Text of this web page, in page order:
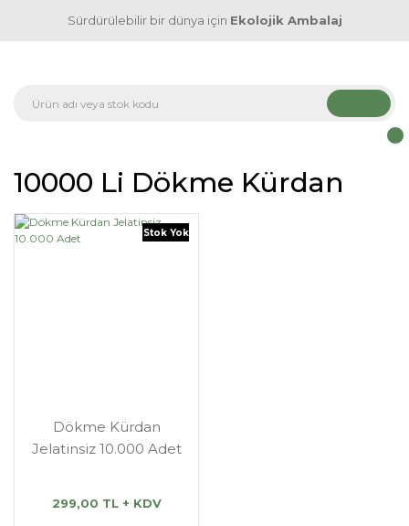
Sürdürülebilir bir dünya için Ekolojik Ambalaj
10000 Li Dökme Kürdan
Stok Yok
Dökme Kürdan
Jelatinsiz 10.000 Adet
299,00 TL + KDV